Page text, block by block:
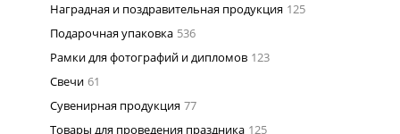
Наградная и поздравительная продукция 125
Подарочная упаковка 536
Рамки для фотографий и дипломов 123
Свечи 61
Сувенирная продукция 77
Товары для проведения праздника 125